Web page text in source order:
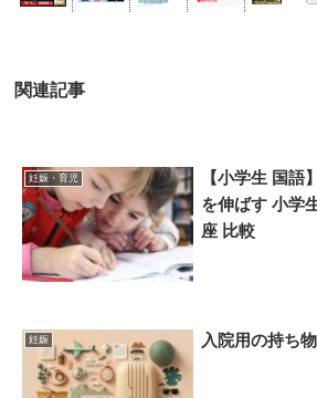
関連記事
妊娠・育児
【小学生 国語
を伸ばす 小学
座 比較
妊娠 入院用の持ち